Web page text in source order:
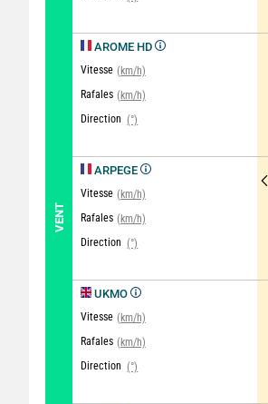
VENT
AROME HD
Vitesse (km/h)
Rafales (km/h)
Direction (°)
ARPEGE
Vitesse (km/h)
Rafales (km/h)
Direction (°)
UKMO
Vitesse (km/h)
Rafales (km/h)
Direction (°)